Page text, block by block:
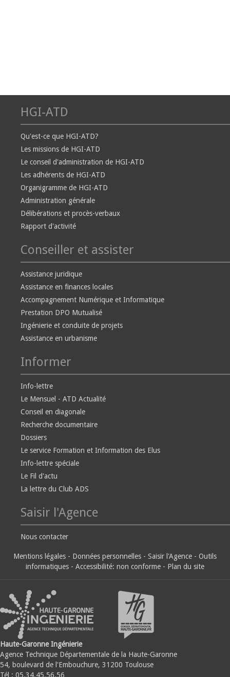
HGI-ATD
Qu'est-ce que HGI-ATD?
Les missions de HGI-ATD
Le conseil d'administration de HGI-ATD
Les adhérents de HGI-ATD
Organigramme de HGI-ATD
Administration générale
Délibérations et procès-verbaux
Rapport d'activité
Conseiller et assister
Assistance juridique
Assistance en finances locales
Accompagnement Numérique et Informatique
Prestation DPO Mutualisé
Ingénierie et conduite de projets
Assistance en urbanisme
Informer
Info-lettre
Le Mensuel - ATD Actualité
Conseil en diagonale
Recherche documentaire
Dossiers
Le service Formation et Information des Elus
Info-lettre spéciale
Le Fil d'actu
La lettre du Club ADS
Saisir l'Agence
Nous contacter
Mentions légales - Données personnelles - Saisir l'Agence - Outils
informatiques - Accessibilité: non conforme - Plan du site
Haute-Garonne Ingénierie
Agence Technique Départementale de la Haute-Garonne
54, boulevard de l'Embouchure, 31200 Toulouse
Tél : 05.34.45.56.56